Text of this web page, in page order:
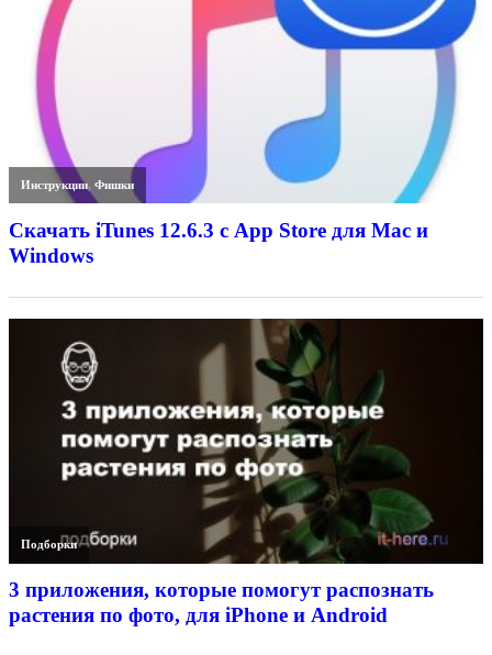
Инструкции,Фишки
Скачать iTunes 12.6.3 с App Store для Mac и
Windows
Подборки
3 приложения, которые помогут распознать
растения по фото, для iPhone и Android